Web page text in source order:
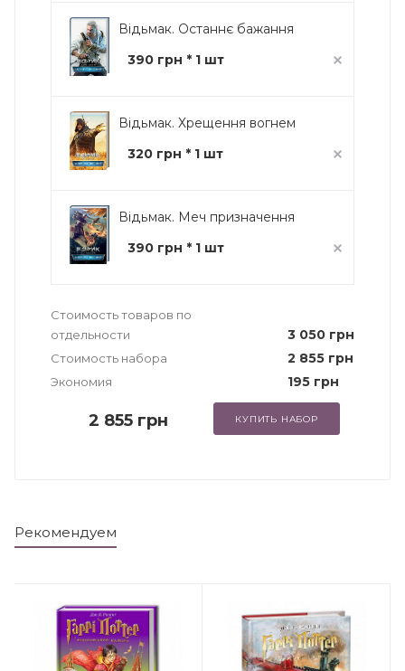
Відьмак. Останнє бажання
390 грн * 1 шт
Відьмак. Хрещення вогнем
320 грн * 1 шт
Відьмак. Меч призначення
390 грн * 1 шт
Стоимость товаров по
отдельности
3 050 грн
Стоимость набора 2 855 грн
Экономия 195 грн
2 855 грн КУПИТЬ НАБОР
Рекомендуем